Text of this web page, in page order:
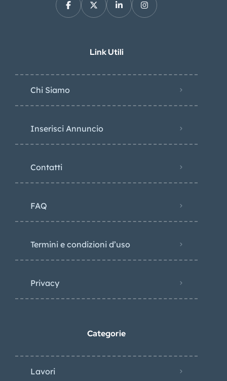
Link Utili
Chi Siamo
Inserisci Annuncio
Contatti
FAQ
Termini e condizioni d’uso
Privacy
Categorie
Lavori